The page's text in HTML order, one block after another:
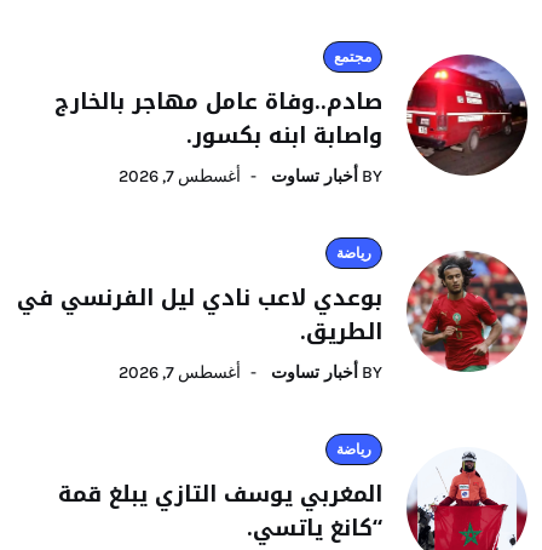
مجتمع
صادم..وفاة عامل مهاجر بالخارج
واصابة ابنه بكسور.
BY أخبار تساوت أغسطس 7, 2026
رياضة
بوعدي لاعب نادي ليل الفرنسي في
الطريق.
BY أخبار تساوت أغسطس 7, 2026
رياضة
المغربي يوسف التازي يبلغ قمة
“كانغ ياتسي.